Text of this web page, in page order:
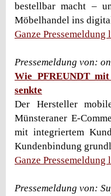
bestellbar macht –
Möbelhandel ins
Ganze Pressemeldung
Pressemeldung von:
Wie PFREUNDT
senkte
Der Hersteller
Münsteraner E-
mit integriertem
Kundenbindung
Ganze Pressemeldung
Pressemeldung von: